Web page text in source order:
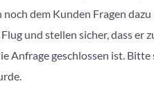
dem Kunden Fragen
und stellen sicher, dass er
geschlossen ist. Bitte